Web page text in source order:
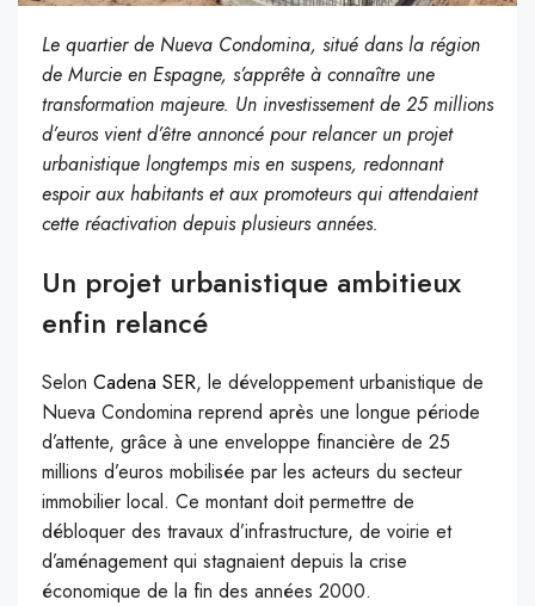
Le quartier de Nueva Condomina, situé dans la région
de Murcie en Espagne, s’apprête à connaître une
transformation majeure. Un investissement de 25 millions
d’euros vient d’être annoncé pour relancer un projet
urbanistique longtemps mis en suspens, redonnant
espoir aux habitants et aux promoteurs qui attendaient
cette réactivation depuis plusieurs années.
Un projet urbanistique ambitieux
enfin relancé
Selon Cadena SER, le développement urbanistique de
Nueva Condomina reprend après une longue période
d’attente, grâce à une enveloppe financière de 25
millions d’euros mobilisée par les acteurs du secteur
immobilier local. Ce montant doit permettre de
débloquer des travaux d’infrastructure, de voirie et
d’aménagement qui stagnaient depuis la crise
économique de la fin des années 2000.